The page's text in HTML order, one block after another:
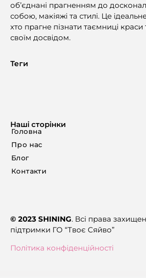
об’єднані прагненням до
собою, макіяжі та стилі. Це
хто прагне пізнати таємниці краси
своїм досвідом.
Теги
Наші сторінки
Головна
Про нас
Блог
Контакти
© 2023 SHINING. Всі права
підтримки ГО “Твоє Сяйво”
Політика конфіденційності